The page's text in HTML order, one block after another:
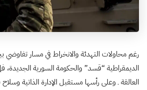
رغم محاولات التهدئة والانخراط في مسار تفاوضي
الديمقراطية “قسد” والحكومة السورية الجديدة،
العالقة ـ وعلى رأسها مستقبل الإدارة الذاتية